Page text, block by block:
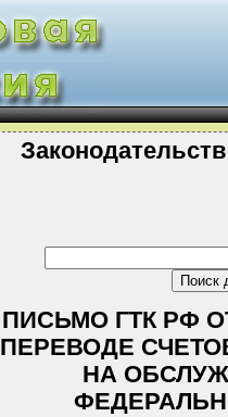
ПИСЬМО ГТК РФ ОТ
ПЕРЕВОДЕ
НА